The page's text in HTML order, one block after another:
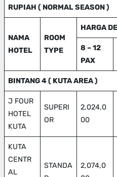
RUPIAH ( NORMAL SEASON )
NAMA
HOTEL
ROOM
TYPE
HARGA
8 – 12
PAX
BINTANG 4 ( KUTA AREA )
J FOUR
HOTEL
KUTA
SUPERI
OR
2,024,0
00
KUTA
CENTR
AL
STANDA
2,074,0